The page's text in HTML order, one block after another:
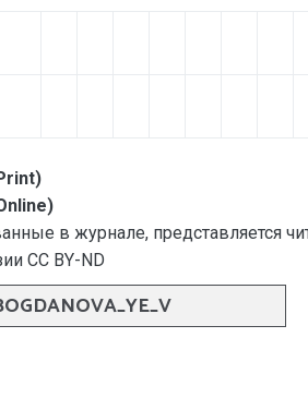
в журнале, представляется
CC BY-ND